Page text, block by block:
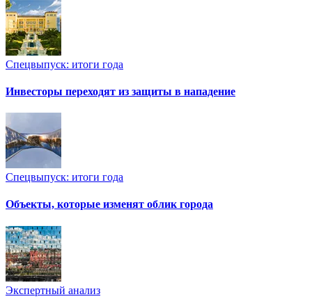
Спецвыпуск: итоги года
Инвесторы переходят из защиты в нападение
Спецвыпуск: итоги года
Объекты, которые изменят облик города
Экспертный анализ